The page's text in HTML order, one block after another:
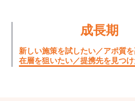
成長期
新しい施策を試したい／アポ質
在層を狙いたい／提携先を見つ